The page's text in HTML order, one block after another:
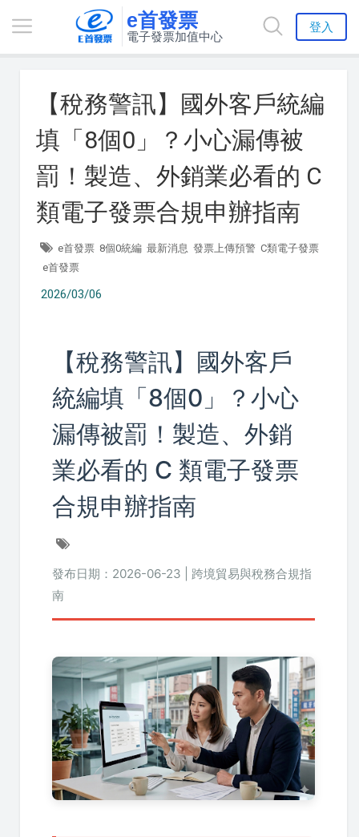
e首發票
電子發票加值中心
登入
【稅務警訊】國外客戶統編
填「8個0」？小心漏傳被
罰！製造、外銷業必看的 C
類電子發票合規申辦指南
e首發票 8個0統編 最新消息 發票上傳預警 C類電子發票
e首發票
2026/03/06
【稅務警訊】國外客戶
統編填「8個0」？小心
漏傳被罰！製造、外銷
業必看的 C 類電子發票
合規申辦指南
發布日期：2026-06-23 | 跨境貿易與稅務合規指
南